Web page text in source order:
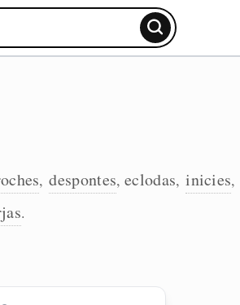
, despontes,eclodas, inicies,
.